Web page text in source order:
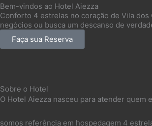
Bem-vindos ao Hotel Aiezza
Conforto 4 estrelas no coração de Vila
negócios ou busca um descanso de
Faça sua Reserva
Sobre o Hotel
O Hotel Aiezza nasceu para atender quem
somos referência em hospedagem 4